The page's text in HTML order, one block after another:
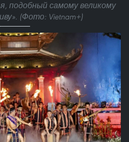
подобный самому великому
(Фото: Vietnam+)